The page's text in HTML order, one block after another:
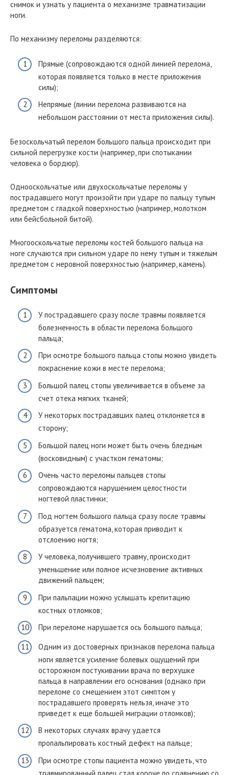
снимок и узнать у пациента о механизме травматизации
ноги.
По механизму переломы разделяются:
Прямые (сопровождаются одной линией перелома,
которая появляется только в месте приложения
силы);
Непрямые (линии перелома развиваются на
небольшом расстоянии от места приложения силы).
Безоскольчатый перелом большого пальца происходит при
сильной перегрузке кости (например, при спотыкании
человека о бордюр).
Однооскольчатые или двухоскольчатые переломы у
пострадавшего могут произойти при ударе по пальцу тупым
предметом с гладкой поверхностью (например, молотком
или бейсбольной битой).
Многооскольчатые переломы костей большого пальца на
ноге случаются при сильном ударе по нему тупым и тяжелым
предметом с неровной поверхностью (например, камень).
Симптомы
У пострадавшего сразу после травмы появляется
болезненность в области перелома большого
пальца;
При осмотре большого пальца стопы можно увидеть
покраснение кожи в месте перелома;
Большой палец стопы увеличивается в объеме за
счет отека мягких тканей;
У некоторых пострадавших палец отклоняется в
сторону;
Большой палец ноги может быть очень бледным
(восковидным) с участком гематомы;
Очень часто переломы пальцев стопы
сопровождаются нарушением целостности
ногтевой пластинки;
Под ногтем большого пальца сразу после травмы
образуется гематома, которая приводит к
отслоению ногтя;
У человека, получившего травму, происходит
уменьшение или полное исчезновение активных
движений пальцем;
При пальпации можно услышать крепитацию
костных отломков;
При переломе нарушается ось большого пальца;
Одним из достоверных признаков перелома пальца
ноги является усиление болевых ощущений при
осторожном постукивании врача по верхушке
пальца в направлении его основания (однако при
переломе со смещением этот симптом у
пострадавшего проверять нельзя, иначе это
приведет к еще большей миграции отломков);
В некоторых случаях врачу удается
пропальпировать костный дефект на пальце;
При осмотре стопы пациента можно увидеть, что